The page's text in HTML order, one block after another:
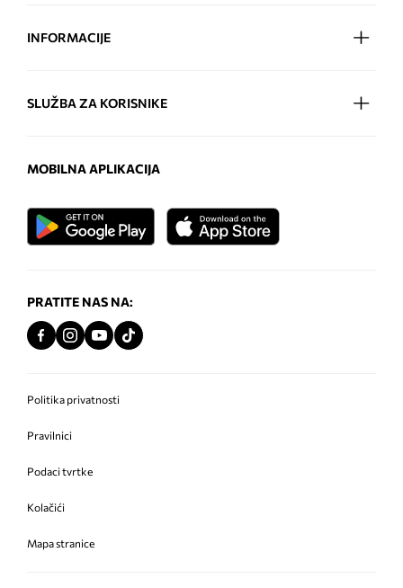
INFORMACIJE
SLUŽBA ZA KORISNIKE
MOBILNA APLIKACIJA
PRATITE NAS NA:
Politika privatnosti
Pravilnici
Podaci tvrtke
Kolačići
Mapa stranice